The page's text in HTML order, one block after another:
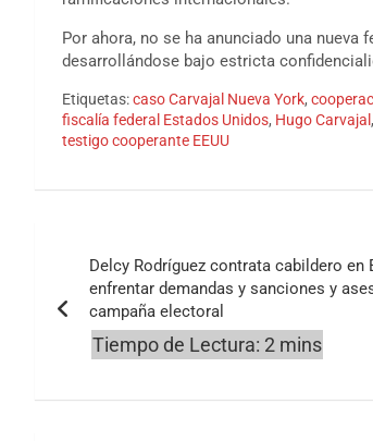
Por ahora, no se ha anunciado una
desarrollándose bajo estricta
Etiquetas:caso Carvajal Nueva York,
fiscalía federal Estados Unidos, Hugo Carvajal ,
testigo cooperante EEUU
entradas
Delcy Rodríguez contrata cabildero en
enfrentar demandas y sanciones y
campaña electoral